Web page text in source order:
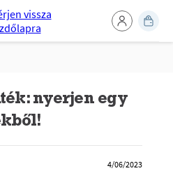
nyerjen egy
4/06/2023